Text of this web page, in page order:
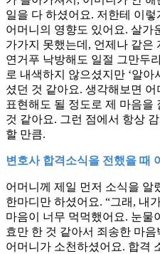
일을 다 하셨어요. 저한테 이
어머니의 영향도 있어요. 살가
가가지 못했는데, 언제나 같은
연거푸 낙방해도 일절 그만두
로 내색하지 않으셨지만 ‘알아
셨던 것 같아요. 생각해보면
표현해도 될 정도로 제 마음을
것 같아요. 그런 점에서 항상
할 만큼.
변호사 합격소식을 전했을 때
어머니께 제일 먼저 소식을 알
한마디만 하셨어요. “그래, 내
마음이 너무 먹먹했어요. 눈물
효만 한 것 같아서 죄송한 마
어머니가 소천하셨어요. 합격